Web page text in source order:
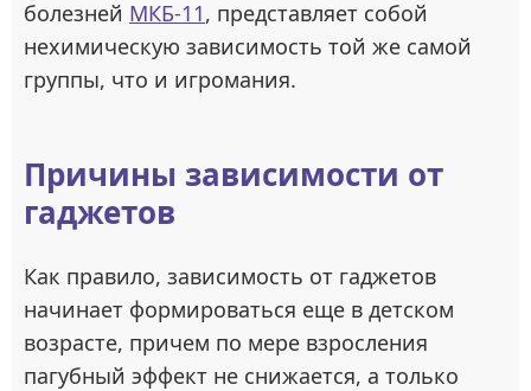
болезней МКБ-11, представляет собой
нехимическую зависимость той же самой
группы, что и игромания.
Причины зависимости от
гаджетов
Как правило, зависимость от гаджетов
начинает формироваться еще в детском
возрасте, причем по мере взросления
пагубный эффект не снижается, а только